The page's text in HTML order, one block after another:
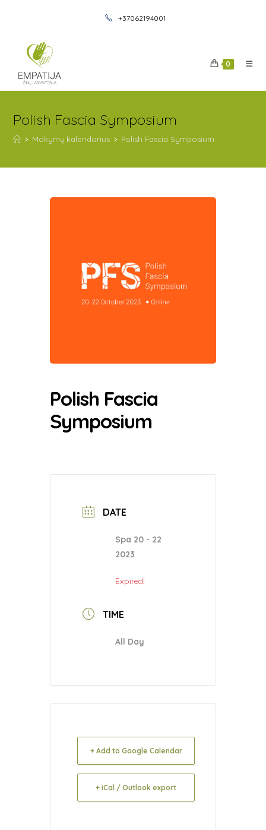
+37062194001
0
Polish Fascia Symposium
> Mokymų kalendorius > Polish Fascia Symposium
Polish Fascia
Symposium
DATE
Spa 20 - 22
2023
Expired!
TIME
All Day
+ Add to Google Calendar
+ iCal / Outlook export